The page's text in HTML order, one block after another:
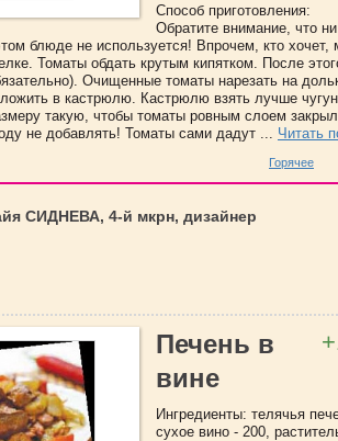
Способ приготовления:
Обратите внимание, что
блюде не используется! Впрочем, кто хочет,
Томаты обдать крутым кипятком. После
Очищенные томаты нарезать на
в кастрюлю. Кастрюлю взять лучше
такую, чтобы томаты ровным слоем
не добавлять! Томаты сами дадут ... Читать
Горячее
СИДНЕВА, 4-й мкрн, дизайнер
Печень в
вине
Ингредиенты: телячья
сухое вино - 200,